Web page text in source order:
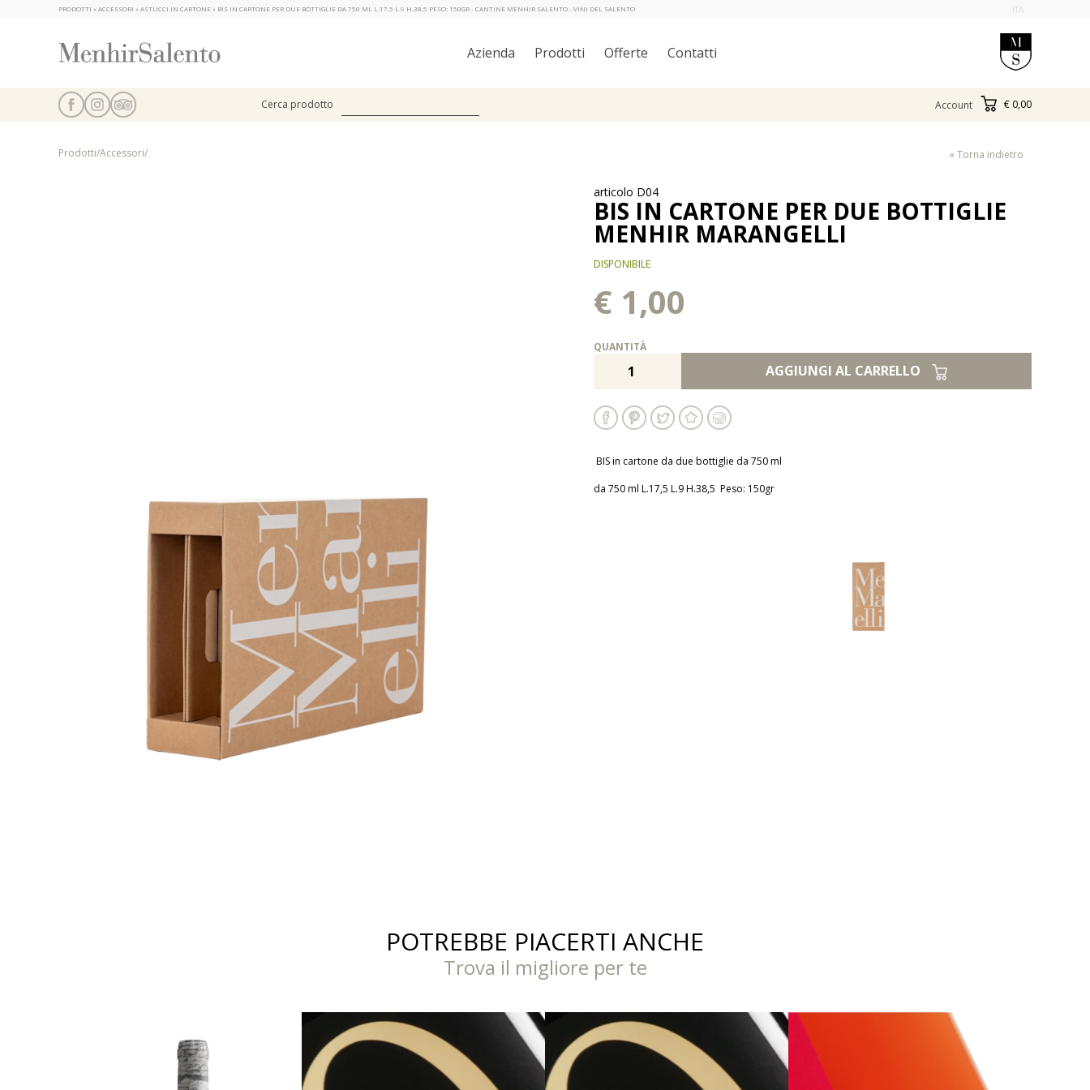
PRODOTTI » ACCESSORI » ASTUCCI IN CARTONE » BIS IN CARTONE PER DUE BOTTIGLIE DA 750 ML L.17,5 L.9 H.38,5 PESO: 150GR - CANTINE MENHIR SALENTO - VINI DEL SALENTO ITA
Azienda Prodotti Offerte Contatti
Cerca prodotto Account € 0,00
Prodotti/Accessori/ « Torna indietro
articolo D04
BIS IN CARTONE PER DUE BOTTIGLIE
MENHIR MARANGELLI
DISPONIBILE
€ 1,00
QUANTITÀ
AGGIUNGI AL CARRELLO
BIS in cartone da due bottiglie da 750 ml
da 750 ml L.17,5 L.9 H.38,5 Peso: 150gr
POTREBBE PIACERTI ANCHE
Trova il migliore per te